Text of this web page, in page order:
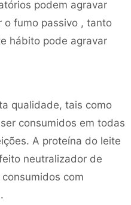
podem agravar
o fumo passivo , tanto
hábito pode agravar
qualidade, tais como
consumidos em todas
A proteína do leite
neutralizador de
com